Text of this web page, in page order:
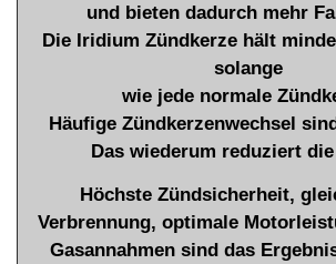
und bieten dadurch mehr
Die Iridium Zündkerze hält
solange
wie jede normale
Häufige Zündkerzenwechsel
Das wiederum reduziert
Höchste Zündsicherheit,
Verbrennung, optimale
Gasannahmen sind das